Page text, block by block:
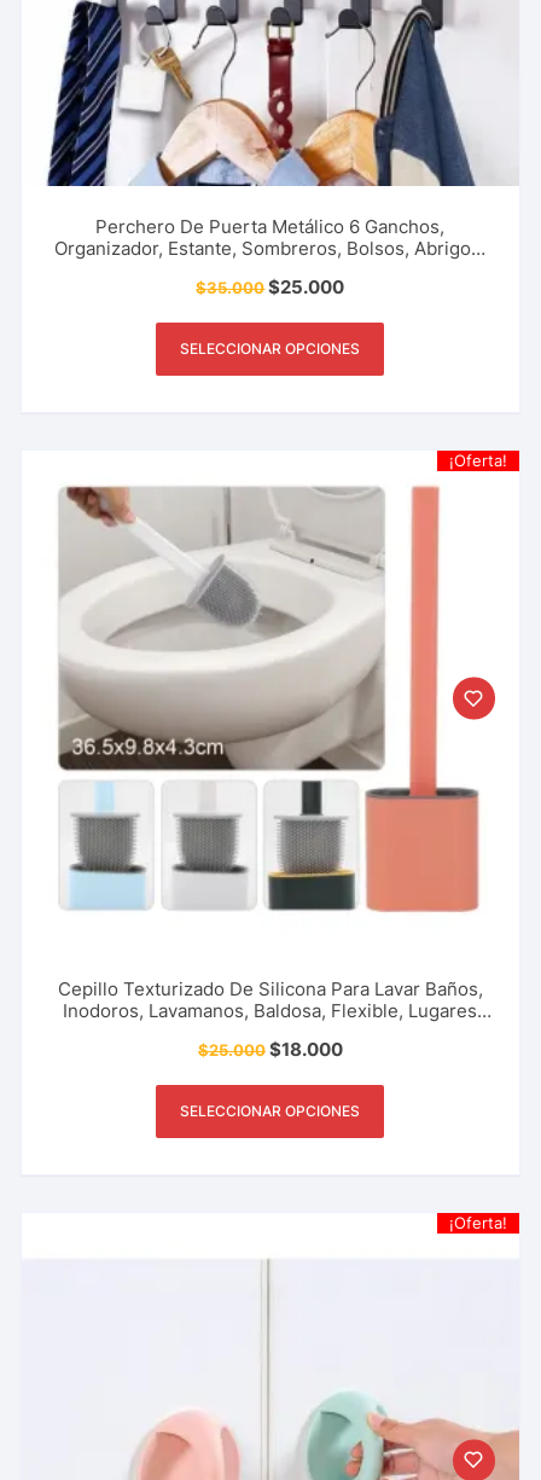
Perchero De Puerta Metálico 6 Ganchos,
Organizador, Estante, Sombreros, Bolsos, Abrigos,
$35.000$25.000
SELECCIONAR OPCIONES
¡Oferta!
Cepillo Texturizado De Silicona Para Lavar Baños,
Inodoros, Lavamanos, Baldosa, Flexible, Lugares
Restaurante, Cafetería Y Más.
$25.000$18.000
SELECCIONAR OPCIONES
¡Oferta!